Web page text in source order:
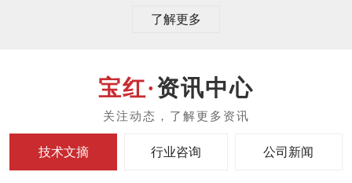
了解更多
资讯中心
技术文摘 行业咨询 公司新闻